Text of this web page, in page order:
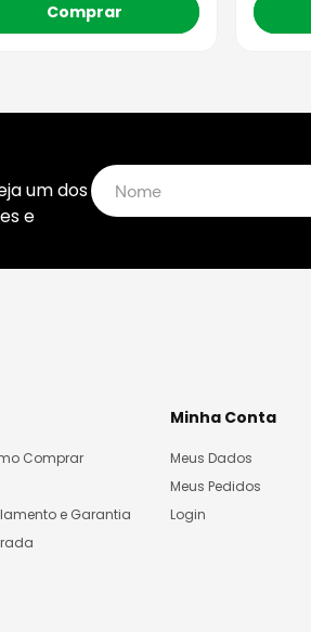
Comprar
um dos
e
Comprar
e Garantia
Minha Conta
Meus Dados
Meus Pedidos
Login